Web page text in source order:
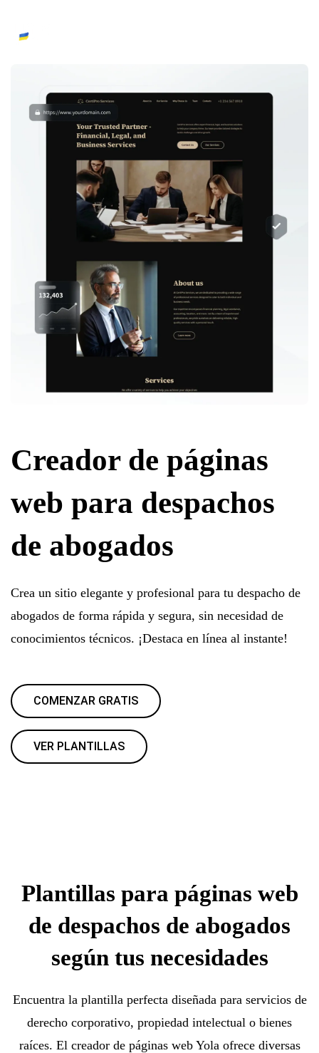
Creador de páginas
web para despachos
de abogados
Crea un sitio elegante y profesional para tu despacho de
abogados de forma rápida y segura, sin necesidad de
conocimientos técnicos. ¡Destaca en línea al instante!
COMENZAR GRATIS
VER PLANTILLAS
Plantillas para páginas web
de despachos de abogados
según tus necesidades
Encuentra la plantilla perfecta diseñada para servicios de
derecho corporativo, propiedad intelectual o bienes
raíces. El creador de páginas web Yola ofrece diversas